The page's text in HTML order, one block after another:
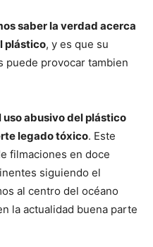
saber la verdad acerca
plástico, y es que su
puede provocar tambien
uso abusivo del plástico
legado tóxico. Este
filmaciones en doce
siguiendo el
al centro del océano
la actualidad buena parte